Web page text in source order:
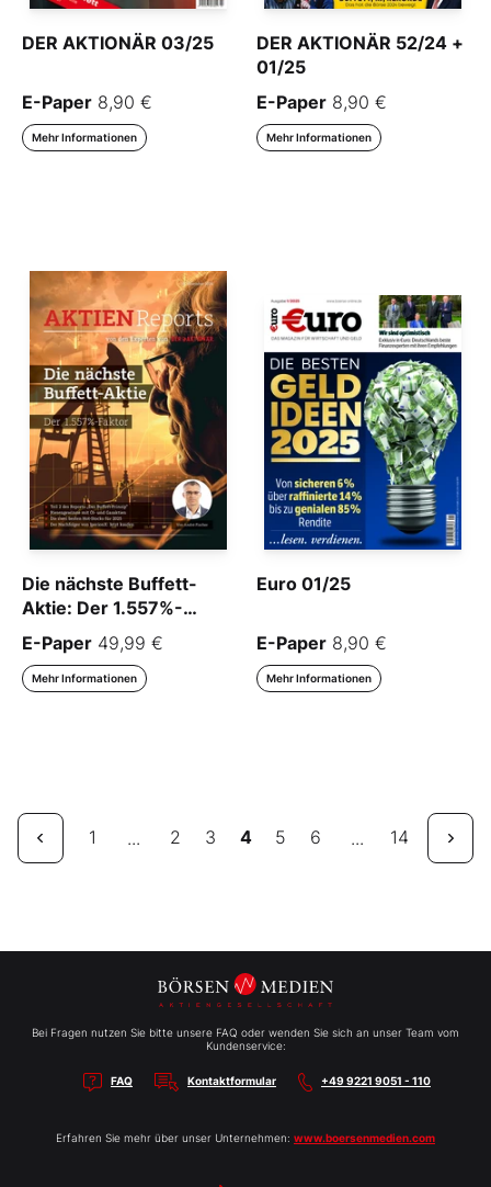
DER AKTIONÄR 03/25
E-Paper 8,90 €
Mehr Informationen
DER AKTIONÄR 52/24 +
01/25
E-Paper 8,90 €
Mehr Informationen
Die nächste Buffett-
Aktie: Der 1.557%-
Faktor
E-Paper 49,99 €
Mehr Informationen
Euro 01/25
E-Paper 8,90 €
Mehr Informationen
1 ... 2 3 4 5 6 ... 14
Bei Fragen nutzen Sie bitte unsere FAQ oder wenden Sie sich an unser Team vom
Kundenservice:
FAQ Kontaktformular +49 9221 9051 - 110
Erfahren Sie mehr über unser Unternehmen: www.boersenmedien.com